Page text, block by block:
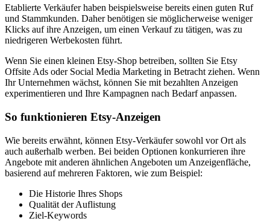
Etablierte Verkäufer haben beispielsweise bereits einen guten Ruf
und Stammkunden. Daher benötigen sie möglicherweise weniger
Klicks auf ihre Anzeigen, um einen Verkauf zu tätigen, was zu
niedrigeren Werbekosten führt.
Wenn Sie einen kleinen Etsy-Shop betreiben, sollten Sie Etsy
Offsite Ads oder Social Media Marketing in Betracht ziehen. Wenn
Ihr Unternehmen wächst, können Sie mit bezahlten Anzeigen
experimentieren und Ihre Kampagnen nach Bedarf anpassen.
So funktionieren Etsy-Anzeigen
Wie bereits erwähnt, können Etsy-Verkäufer sowohl vor Ort als
auch außerhalb werben. Bei beiden Optionen konkurrieren ihre
Angebote mit anderen ähnlichen Angeboten um Anzeigenfläche,
basierend auf mehreren Faktoren, wie zum Beispiel:
Die Historie Ihres Shops
Qualität der Auflistung
Ziel-Keywords